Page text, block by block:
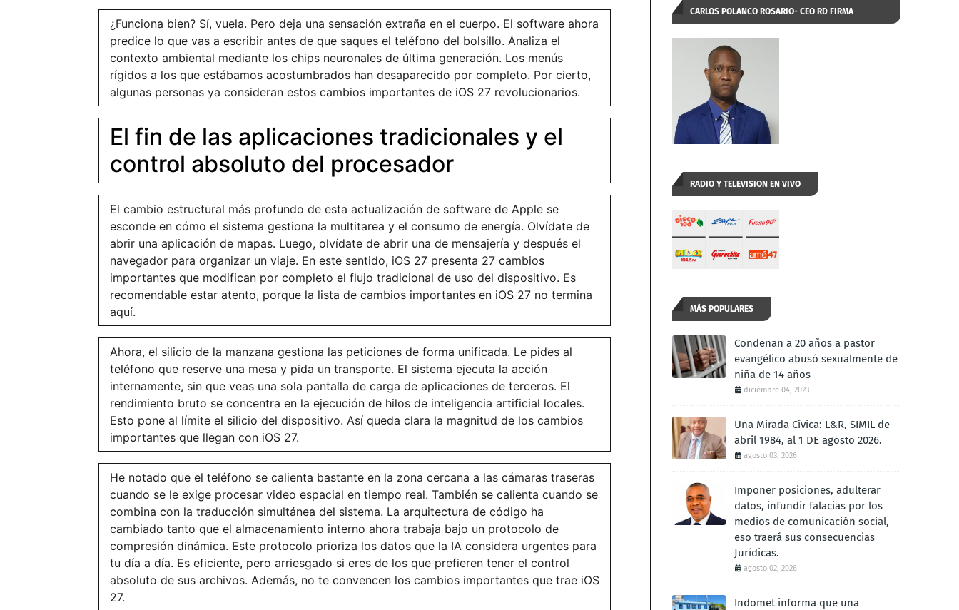
¿Funciona bien? Sí, vuela. Pero deja una sensación extraña en el cuerpo. El software ahora
predice lo que vas a escribir antes de que saques el teléfono del bolsillo. Analiza el
contexto ambiental mediante los chips neuronales de última generación. Los menús
rígidos a los que estábamos acostumbrados han desaparecido por completo. Por cierto,
algunas personas ya consideran estos cambios importantes de iOS 27 revolucionarios.
El fin de las aplicaciones tradicionales y el
control absoluto del procesador
El cambio estructural más profundo de esta actualización de software de Apple se
esconde en cómo el sistema gestiona la multitarea y el consumo de energía. Olvídate de
abrir una aplicación de mapas. Luego, olvídate de abrir una de mensajería y después el
navegador para organizar un viaje. En este sentido, iOS 27 presenta 27 cambios
importantes que modifican por completo el flujo tradicional de uso del dispositivo. Es
recomendable estar atento, porque la lista de cambios importantes en iOS 27 no termina
aquí.
Ahora, el silicio de la manzana gestiona las peticiones de forma unificada. Le pides al
teléfono que reserve una mesa y pida un transporte. El sistema ejecuta la acción
internamente, sin que veas una sola pantalla de carga de aplicaciones de terceros. El
rendimiento bruto se concentra en la ejecución de hilos de inteligencia artificial locales.
Esto pone al límite el silicio del dispositivo. Así queda clara la magnitud de los cambios
importantes que llegan con iOS 27.
He notado que el teléfono se calienta bastante en la zona cercana a las cámaras traseras
cuando se le exige procesar video espacial en tiempo real. También se calienta cuando se
combina con la traducción simultánea del sistema. La arquitectura de código ha
cambiado tanto que el almacenamiento interno ahora trabaja bajo un protocolo de
compresión dinámica. Este protocolo prioriza los datos que la IA considera urgentes para
tu día a día. Es eficiente, pero arriesgado si eres de los que prefieren tener el control
absoluto de sus archivos. Además, no te convencen los cambios importantes que trae iOS
27.
CARLOS POLANCO ROSARIO- CEO RD FIRMA
AUTORIZADA
RADIO Y TELEVISION EN VIVO
MÁS POPULARES
Condenan a 20 años a pastor
evangélico abusó sexualmente de
niña de 14 años
diciembre 04, 2023
Una Mirada Cívica: L&R, SIMIL de
abril 1984, al 1 DE agosto 2026.
agosto 03, 2026
Imponer posiciones, adulterar
datos, infundir falacias por los
medios de comunicación social,
eso traerá sus consecuencias
Jurídicas.
agosto 02, 2026
Indomet informa que una